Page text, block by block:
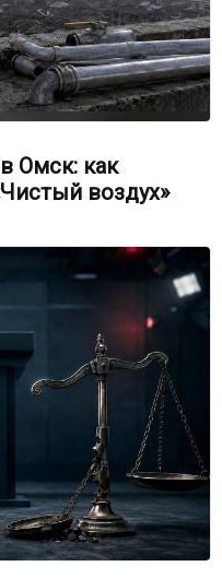
Омск: как
воздух»